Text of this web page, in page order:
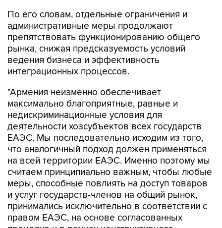
По его словам, отдельные ограничения и
административные меры продолжают
препятствовать функционированию общего
рынка, снижая предсказуемость условий
ведения бизнеса и эффективность
интеграционных процессов.
"Армения неизменно обеспечивает
максимально благоприятные, равные и
недискриминационные условия для
деятельности хозсубъектов всех государств
ЕАЭС. Мы последовательно исходим из того,
что аналогичный подход должен применяться
на всей территории ЕАЭС. Именно поэтому мы
считаем принципиально важным, чтобы любые
меры, способные повлиять на доступ товаров
и услуг государств-членов на общий рынок,
принимались исключительно в соответствии с
правом ЕАЭС, на основе согласованных